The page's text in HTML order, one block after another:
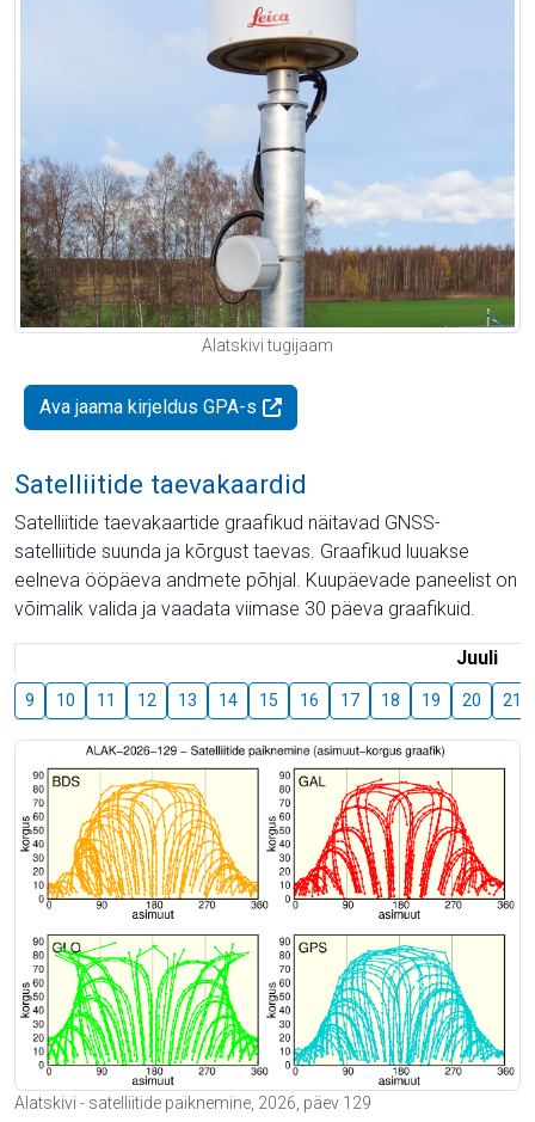
Alatskivi tugijaam
Ava jaama kirjeldus GPA-s
Satelliitide taevakaardid
Satelliitide taevakaartide graafikud näitavad GNSS-
satelliitide suunda ja kõrgust taevas. Graafikud luuakse
eelneva ööpäeva andmete põhjal. Kuupäevade paneelist on
võimalik valida ja vaadata viimase 30 päeva graafikuid.
Juuli
9 10 11 12 13 14 15 16 17 18 19 20 21
Alatskivi - satelliitide paiknemine, 2026, päev 129